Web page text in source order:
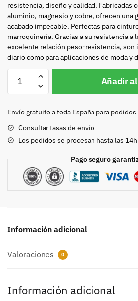
resistencia, diseño y calidad. Fabricadas
aluminio, magnesio y cobre, ofrecen una
acabado impecable. Perfectas para
marroquinería. Gracias a su resistencia a
excelente relación peso-resistencia, son
diario como para aplicaciones de moda y
20mm
8982
Añadir
Envío gratuito a toda España para pedidos
Consultar tasas de envío
Los pedidos se procesan hasta las 14h
Pago seguro
Información adicional
Valoraciones 0
Información adicional